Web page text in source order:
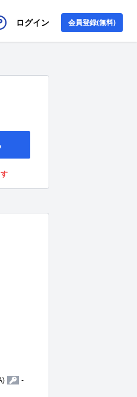
ログイン 会員登録(無料)
-